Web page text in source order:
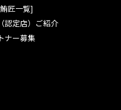
匠一覧]
認定店）ご紹介
ナー募集